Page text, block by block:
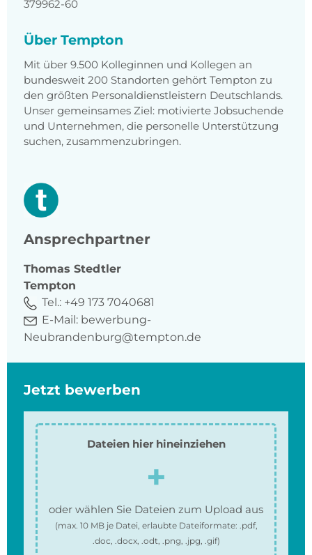
379962-60
Über Tempton
Mit über 9.500 Kolleginnen und Kollegen an
bundesweit 200 Standorten gehört Tempton zu
den größten Personaldienstleistern Deutschlands.
Unser gemeinsames Ziel: motivierte Jobsuchende
und Unternehmen, die personelle Unterstützung
suchen, zusammenzubringen.
Ansprechpartner
Thomas Stedtler
Tempton
Tel.: +49 173 7040681
E-Mail: bewerbung-
Neubrandenburg@tempton.de
Jetzt bewerben
Dateien hier hineinziehen
oder wählen Sie Dateien zum Upload aus
(max. 10 MBje Datei, erlaubte Dateiformate: .pdf,
.doc, .docx, .odt, .png, .jpg, .gif)